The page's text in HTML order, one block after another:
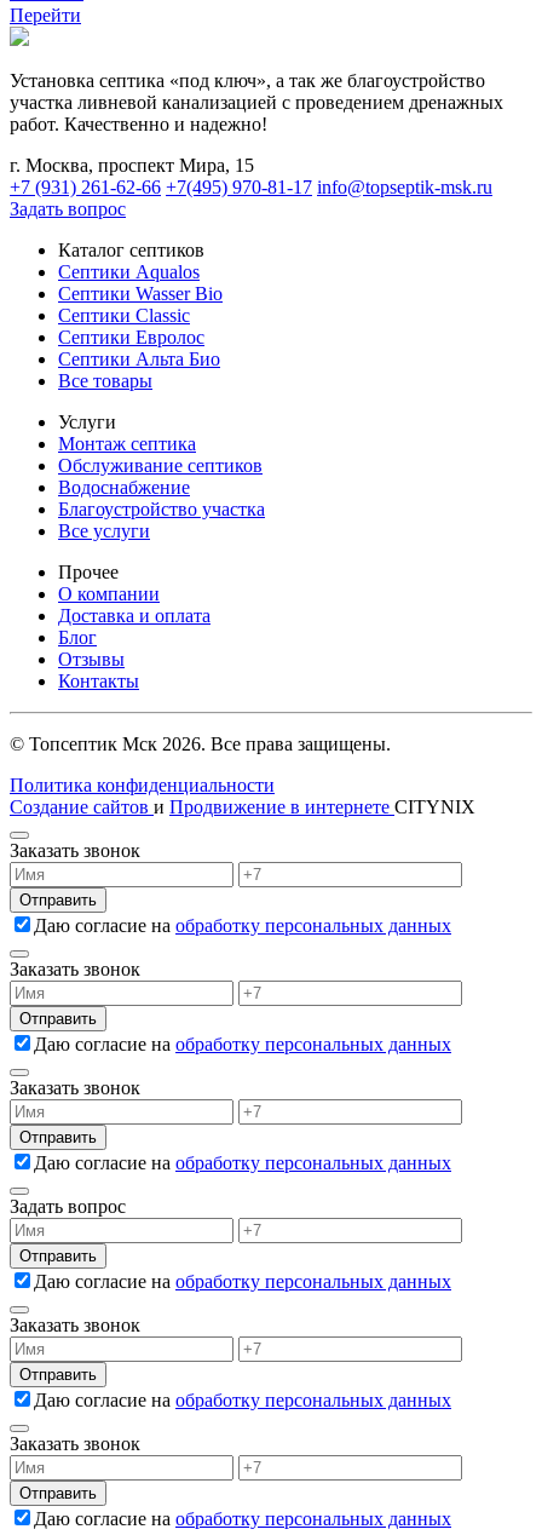
Перейти
Установка септика «под ключ», а так же благоустройство
участка ливневой канализацией с проведением дренажных
работ. Качественно и надежно!
г. Москва, проспект Мира, 15
+7 (931) 261-62-66 +7(495) 970-81-17 info@topseptik-msk.ru
Задать вопрос
Каталог септиков
Септики Aqualos
Септики Wasser Bio
Септики Classic
Септики Евролос
Септики Альта Био
Все товары
Услуги
Монтаж септика
Обслуживание септиков
Водоснабжение
Благоустройство участка
Все услуги
Прочее
О компании
Доставка и оплата
Блог
Отзывы
Контакты
© Топсептик Мск 2026. Все права защищены.
Политика конфиденциальности
Создание сайтов и Продвижение в интернете CITYNIX
Заказать звонок
Даю согласие на обработку персональных данных
Заказать звонок
Даю согласие на обработку персональных данных
Заказать звонок
Даю согласие на обработку персональных данных
Задать вопрос
Даю согласие на обработку персональных данных
Заказать звонок
Даю согласие на обработку персональных данных
Заказать звонок
Даю согласие на обработку персональных данных